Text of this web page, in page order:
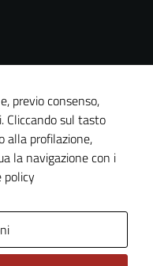
previo consenso,
Cliccando sul tasto
alla profilazione,
la navigazione con i
policy